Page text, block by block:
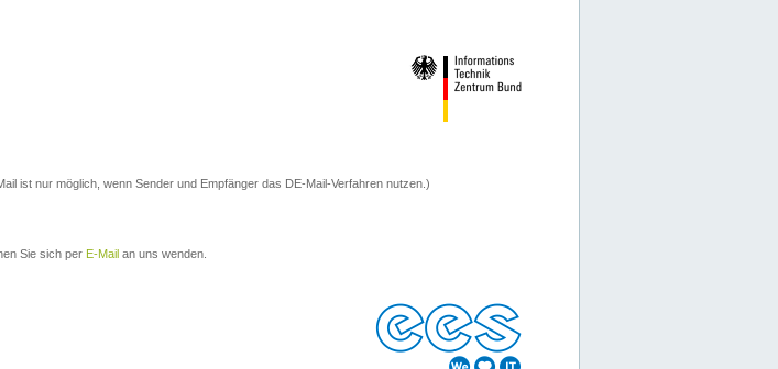
ist nur möglich, wenn Sender und Empfänger das DE-Mail-Verfahren nutzen.)
Sie sich per E-Mail an uns wenden.